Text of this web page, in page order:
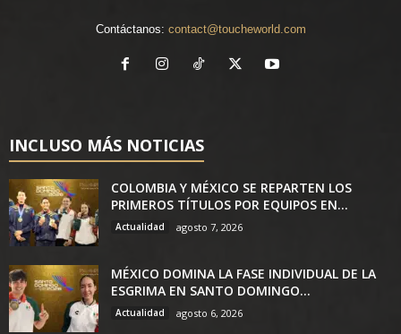
Contáctanos: contact@toucheworld.com
INCLUSO MÁS NOTICIAS
COLOMBIA Y MÉXICO SE REPARTEN LOS
PRIMEROS TÍTULOS POR EQUIPOS EN...
Actualidad agosto 7, 2026
MÉXICO DOMINA LA FASE INDIVIDUAL DE LA
ESGRIMA EN SANTO DOMINGO...
Actualidad agosto 6, 2026